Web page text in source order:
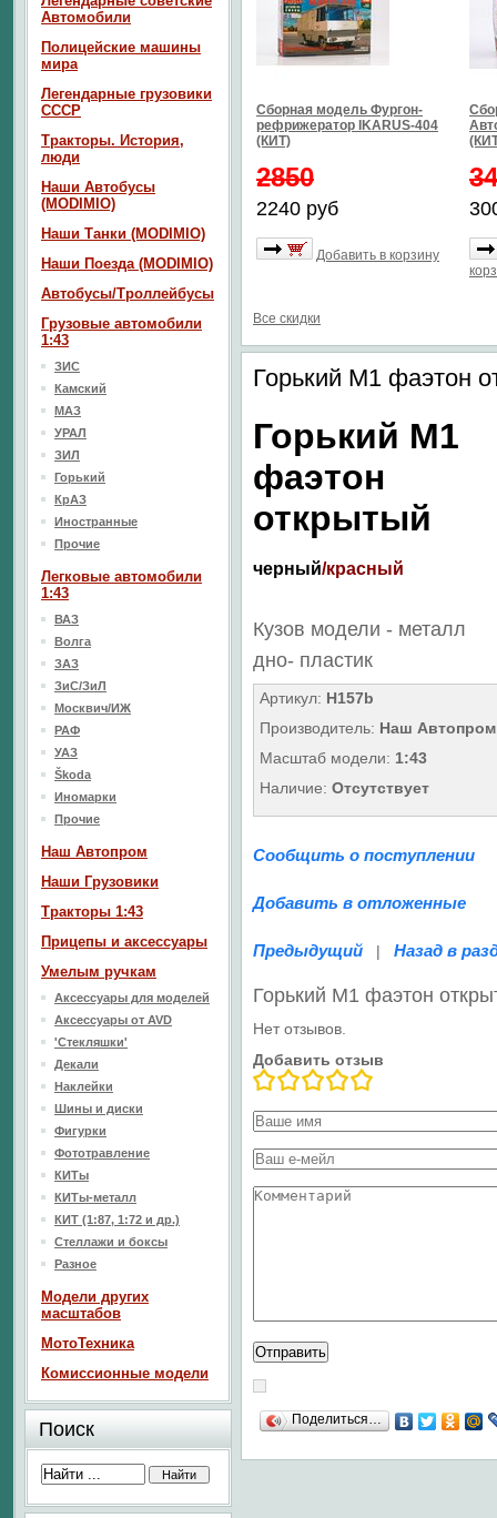
Сборная модель Фургон-
рефрижератор IKARUS-404
(КИТ)
2850
2240 руб
Добавить в корзину
Все скидки
Горький М1 фаэтон
Горький М1
фаэтон
открытый
черный/красный
Кузов модели - металл
дно- пластик
Артикул: H157b
Производитель: Наш Автопром
Масштаб модели: 1:43
Наличие: Отсутствует
Сообщить о поступлении
Добавить в отложенные
Предыдущий | Назад в
Горький М1 фаэтон
Нет отзывов.
Добавить отзыв
Поделиться…
Автомобили
Полицейские машины
мира
Легендарные грузовики
СССР
Тракторы. История,
люди
Наши Автобусы
(MODIMIO)
Наши Танки (MODIMIO)
Наши Поезда (MODIMIO)
Автобусы/Троллейбусы
Грузовые автомобили
1:43
ЗИС
Камский
МАЗ
УРАЛ
ЗИЛ
Горький
КрАЗ
Иностранные
Прочие
Легковые автомобили
1:43
ВАЗ
Волга
ЗАЗ
ЗиС/ЗиЛ
Москвич/ИЖ
РАФ
УАЗ
Škoda
Иномарки
Прочие
Наш Aвтопром
Наши Грузовики
Тракторы 1:43
Прицепы и аксессуары
Умелым ручкам
Аксессуары для моделей
Аксессуары от AVD
'Стекляшки'
Декали
Наклейки
Шины и диски
Фигурки
Фототравление
КИТы
КИТы-металл
КИТ (1:87, 1:72 и др.)
Стеллажи и боксы
Разное
Модели других
масштабов
МотоТехника
Комиссионные модели
Поиск